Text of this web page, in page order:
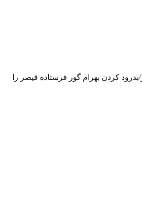
/بدرود کردن بهرام گور فرستاده قیصر را